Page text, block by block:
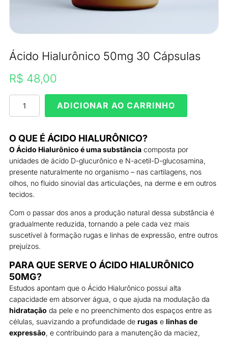
Ácido Hialurônico 50mg 30 Cápsulas
R$ 48,00
Hialurônico
30
Cápsulas
quantidade
ADICIONAR AO CARRINHO
O QUE É ÁCIDO HIALURÔNICO?
O Ácido Hialurônico é uma substânciacomposta por
unidades de ácido D-glucurônico e N-acetil-D-glucosamina,
presente naturalmente no organismo – nas cartilagens, nos
olhos, no fluido sinovial das articulações, na derme e em outros
tecidos.
Com o passar dos anos a produção natural dessa substância é
gradualmente reduzida, tornando a pele cada vez mais
suscetível à formação rugas e linhas de expressão, entre outros
prejuízos.
PARA QUE SERVE O ÁCIDO HIALURÔNICO
50MG?
Estudos apontam que o Ácido Hialurônico possui alta
capacidade em absorver água, o que ajuda na modulação da
hidratação da pele e no preenchimento dos espaços entre as
células, suavizando a profundidade de rugase linhas de
expressão, e contribuindo para a manutenção da maciez,